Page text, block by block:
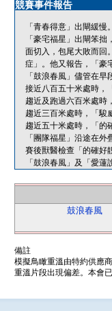
競賽事件報告
「青春得意」出閘緩慢。
「豪宅福星」出閘笨
面切入，包尾大敗而回
症」。他又報告，「豪
「鼓浪春風」儘管在
接近八百五十米處時，
趨近及跑過六百米處時
趨近三百米處時，「駿
趨近五十米處時，「的
「團隊福星」沿途在外
賽後獸醫檢查「的確好
「鼓浪春風」及「愛蓮
鼓浪春風
備註
模擬鳥瞰重溫由特約供應
重溫片段出現偏差。本會